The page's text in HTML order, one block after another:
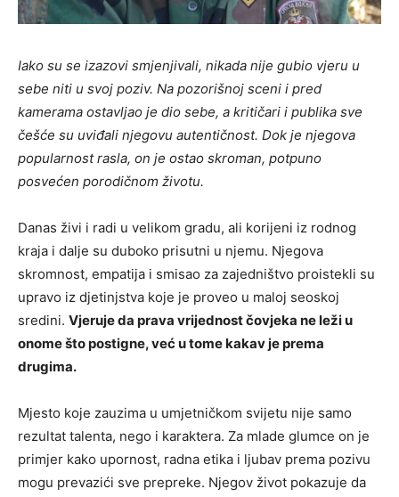
Iako su se izazovi smjenjivali, nikada nije gubio vjeru u
sebe niti u svoj poziv. Na pozorišnoj sceni i pred
kamerama ostavljao je dio sebe, a kritičari i publika sve
češće su uviđali njegovu autentičnost. Dok je njegova
popularnost rasla, on je ostao skroman, potpuno
posvećen porodičnom životu.
Danas živi i radi u velikom gradu, ali korijeni iz rodnog
kraja i dalje su duboko prisutni u njemu. Njegova
skromnost, empatija i smisao za zajedništvo proistekli su
upravo iz djetinjstva koje je proveo u maloj seoskoj
sredini. Vjeruje da prava vrijednost čovjeka ne leži u
onome što postigne, već u tome kakav je prema
drugima.
Mjesto koje zauzima u umjetničkom svijetu nije samo
rezultat talenta, nego i karaktera. Za mlade glumce on je
primjer kako upornost, radna etika i ljubav prema pozivu
mogu prevazići sve prepreke. Njegov život pokazuje da